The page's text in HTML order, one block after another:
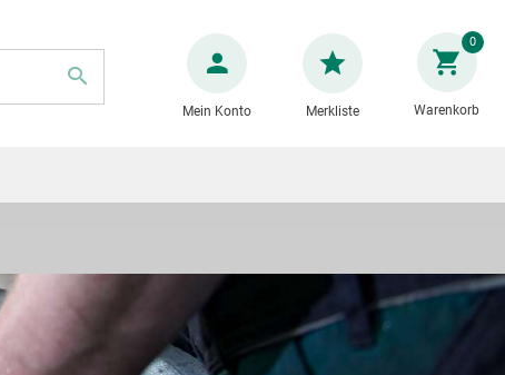
Zum
Inhalt
springen
Mein Konto Merkliste Warenkorb
0